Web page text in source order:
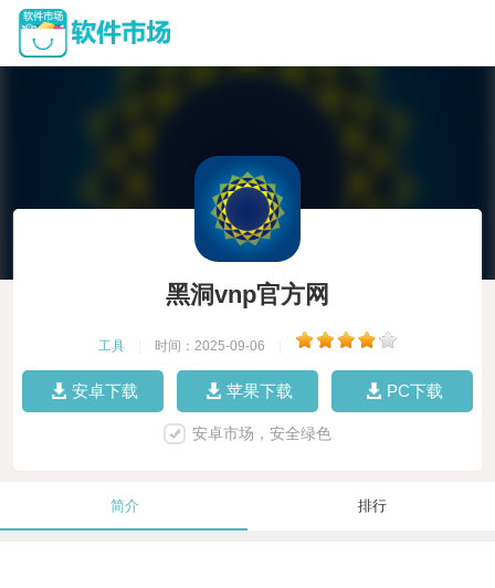
黑洞vnp官方网
工具 时间：2025-09-06
安卓下载 苹果下载 PC下载
安卓市场，安全绿色
简介 排行